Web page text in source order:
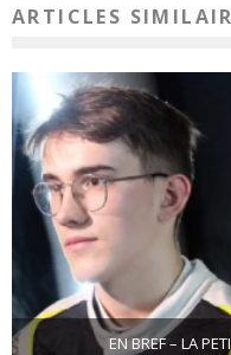
ARTICLES
EN BREF – LA